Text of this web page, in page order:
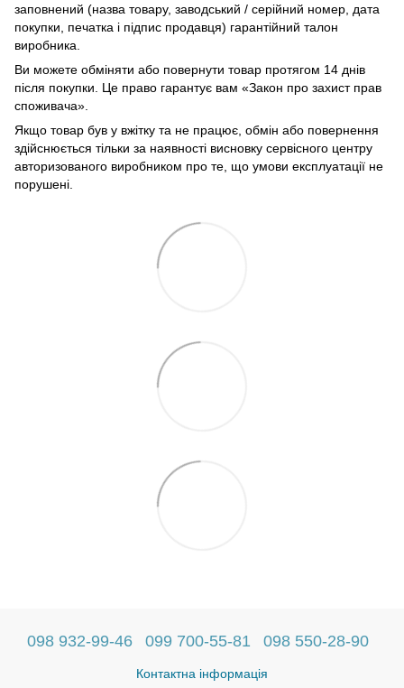
заповнений (назва товару, заводський / серійний номер, дата
покупки, печатка і підпис продавця) гарантійний талон
виробника.
Ви можете обміняти або повернути товар протягом 14 днів
після покупки. Це право гарантує вам «Закон про захист прав
споживача».
Якщо товар був у вжітку та не працює, обмін або повернення
здійснюється тільки за наявності висновку сервісного центру
авторизованого виробником про те, що умови експлуатації не
порушені.
098 932-99-46 099 700-55-81 098 550-28-90
Контактна інформація